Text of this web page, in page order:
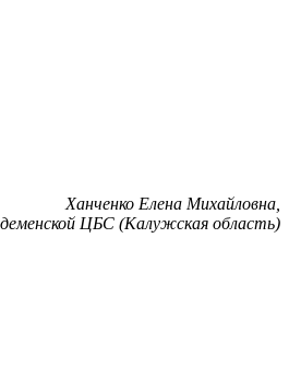
Ханченко Елена Михайловна,
ЦБС (Калужская область)